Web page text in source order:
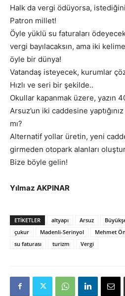
Halk da vergi ödüyorsa,
Patron millet!
Öyle yüklü su faturaları
vergi bayılacaksın, ama iki
öyle bir dünya!
Vatandaş isteyecek, kurumlar
Hızlı ve seri bir şekilde..
Okullar kapanmak üzere, yazın
Arsuz’un iki caddesine
mı?
Alternatif yollar üretin, yeni
girmeden otopark alanları
Bize böyle gelin!
Yılmaz AKPINAR
ETIKETLER altyapı Arsuz
çukur
Madenli-Serinyol Mehmet
su faturası
turizm Vergi